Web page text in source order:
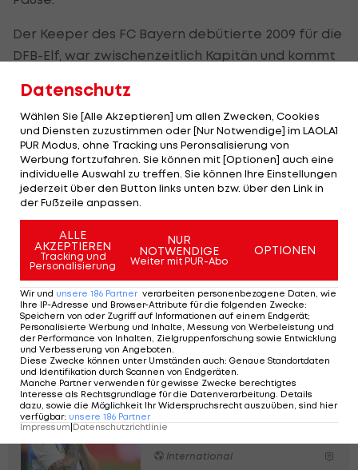
Der Keeper des FC Bayern debütierte 2009 für die
DFB-Elf, war zwischenzeitlich Kapitän und kommt
Bereits am Montag verkündete Ilkay Gündogan
seinen Teamrücktritt.
Trotz Ausbootung:
Bayern-Star will bleiben
Deutsche Bundesliga
Nach 94 Länderspielen:
Torhüter beendet
Teamkarriere
Serie A
Argentinien muss in WM-
Quali auf Messi
verzichten
International
Datenschutz
Wählen Sie [Alle Akzeptieren] um allen Zwecken, Cookies
und Diensten zuzustimmen oder [Nur Notwendige] im LAOLA1
PUR Modus, ohne Tracking uns Peronsalisierung von
Werbung fortzufahren. Sie können mit [Optionen] auch eine
individuelle Auswahl zu treffen. Sie können Ihre Einstellungen
jederzeit über den Button links unten bzw. über den Link in
der Fußzeile anpassen.
ALLE
AKZEPTIEREN
Tracking und
Personalisierung
NUR
NOTWENDIGE
Weiter mit PUR-Abo
OPTIONEN
Wir und unsere 186 Partner verarbeiten personenbezogene Daten, wie
Ihre IP-Adresse und Browser-Attribute für die folgenden Zwecke:
Speichern von oder Zugriff auf Informationen auf einem Endgerät;
Personalisierte Werbung und Inhalte, Messung von Werbeleistung und
der Performance von Inhalten, Zielgruppenforschung sowie Entwicklung
und Verbesserung von Angeboten
Diese Zwecke können unter Umständen auch: Genaue Standortdaten
und Identifikation durch Scannen von Endgeräten
Manche Partner verwenden für gewisse Zwecke berechtigtes
Interesse als Rechtsgrundlage für die Datenverarbeitung. Details
dazu, sowie die Möglichkeit Ihr Widerspruchsrecht auszuüben, sind hier
verfügbar: unsere 186 Partner
Impressum|Datenschutzrichtlinie